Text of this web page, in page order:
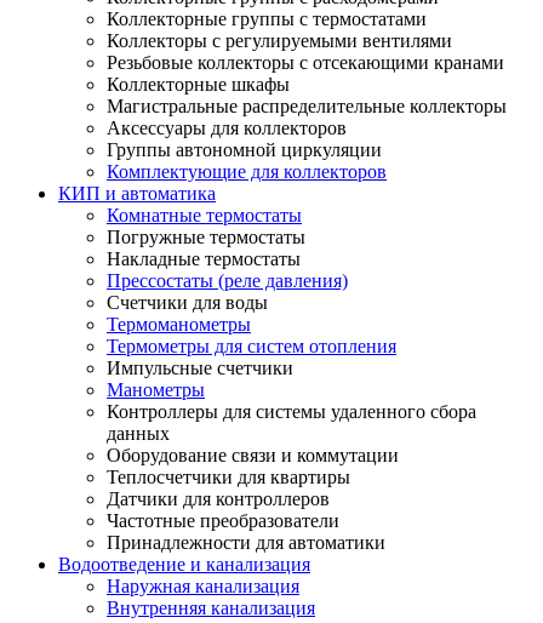
Коллекторные группы с термостатами
Коллекторы с регулируемыми вентилями
Резьбовые коллекторы с отсекающими кранами
Коллекторные шкафы
Магистральные распределительные коллекторы
Аксессуары для коллекторов
Группы автономной циркуляции
Комплектующие для коллекторов
КИП и автоматика
Комнатные термостаты
Погружные термостаты
Накладные термостаты
Прессостаты (реле давления)
Счетчики для воды
Термоманометры
Термометры для систем отопления
Импульсные счетчики
Манометры
Контроллеры для системы удаленного сбора
данных
Оборудование связи и коммутации
Теплосчетчики для квартиры
Датчики для контроллеров
Частотные преобразователи
Принадлежности для автоматики
Водоотведение и канализация
Наружная канализация
Внутренняя канализация